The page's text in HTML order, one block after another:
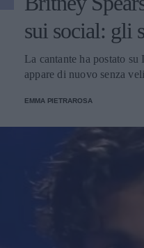
sui social: gli
La cantante ha postato
appare di nuovo senza
EMMA PIETRAROSA